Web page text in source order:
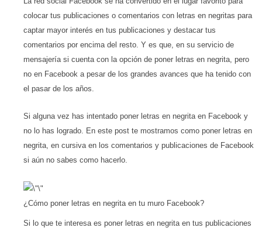
colocar tus publicaciones o comentarios con letras en negritas para
captar mayor interés en tus publicaciones y destacar tus
comentarios por encima del resto. Y es que, en su servicio de
mensajería si cuenta con la opción de poner letras en negrita, pero
no en Facebook a pesar de los grandes avances que ha tenido con
el pasar de los años.
Si alguna vez has intentado poner letras en negrita en Facebook y
no lo has logrado. En este post te mostramos como poner letras en
negrita, en cursiva en los comentarios y publicaciones de Facebook
si aún no sabes como hacerlo.
¿Cómo poner letras en negrita en tu muro Facebook?
Si lo que te interesa es poner letras en negrita en tus publicaciones